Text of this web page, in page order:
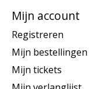
Mijn account
Registreren
Mijn bestellingen
Mijn tickets